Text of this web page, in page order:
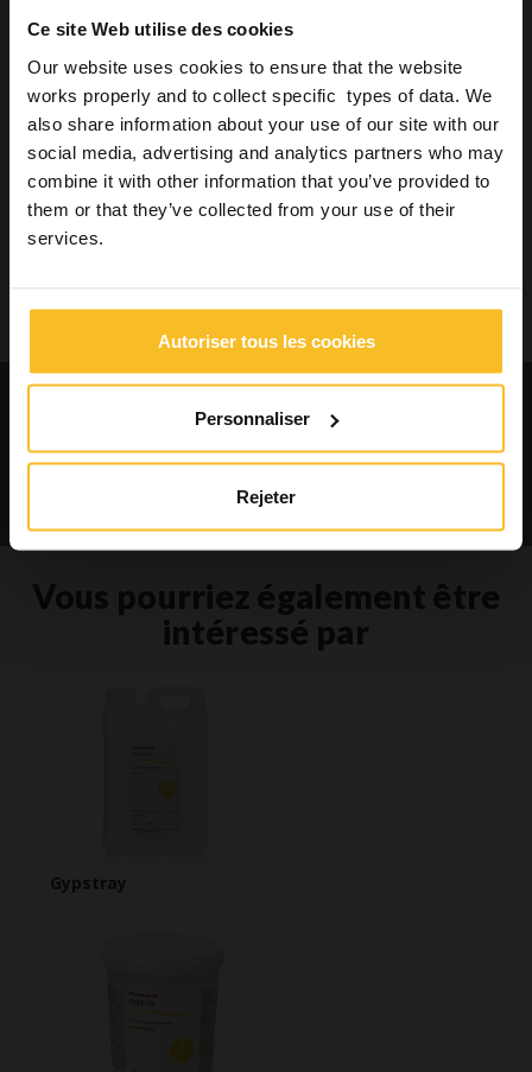
Ce site Web utilise des cookies
Our website uses cookies to ensure that the website
works properly and to collect specific types of data. We
also share information about your use of our site with our
social media, advertising and analytics partners who may
combine it with other information that you’ve provided to
them or that they’ve collected from your use of their
services.
Autoriser tous les cookies
Personnaliser
Rejeter
Bien-être
Rechercher un produit
Recherche
Recherche
Demande des catalogues et des
informations liées aux produits
Contactez-nous
intéressé par
Gypstray